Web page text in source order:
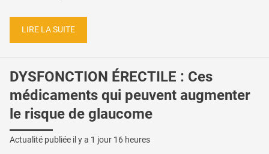
LIRE LA SUITE
DYSFONCTION ÉRECTILE : Ces
médicaments qui peuvent augmenter
le risque de glaucome
Actualité publiée il y a 1 jour 16 heures